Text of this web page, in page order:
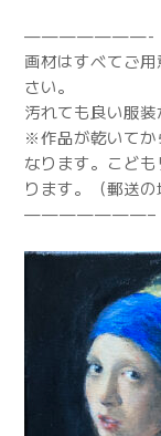
———————-
画材はすべてご
さい。
汚れても良い服装
※作品が乾いてか
なります。こど
ります。（郵送
———————–